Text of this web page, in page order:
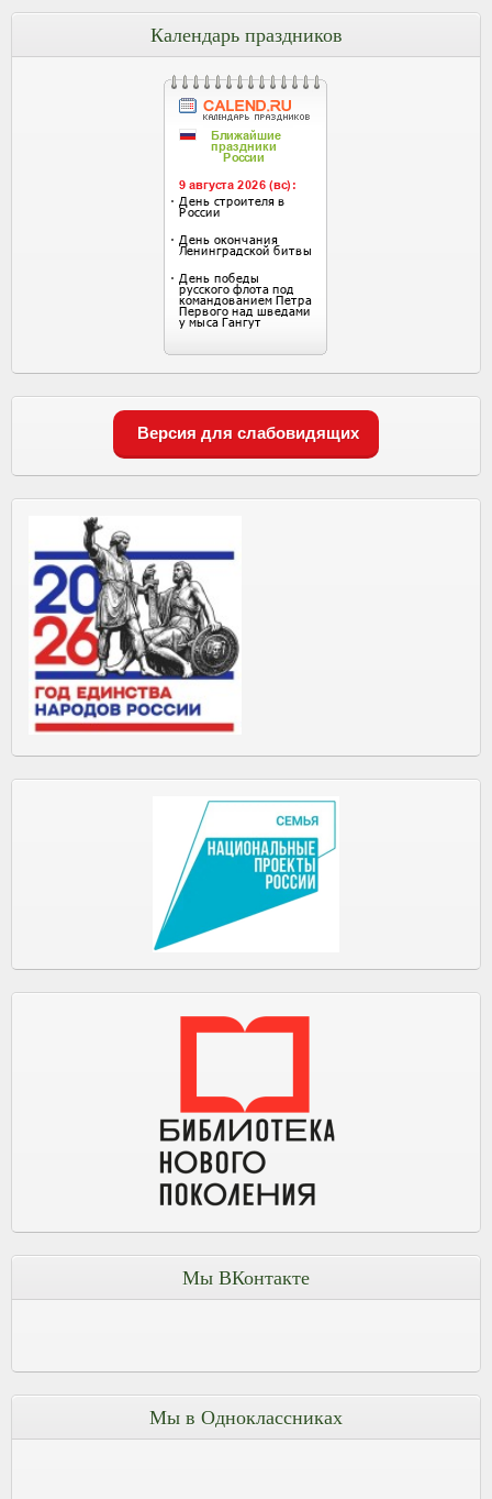
Календарь праздников
Версия для слабовидящих
Мы ВКонтакте
Мы в Одноклассниках